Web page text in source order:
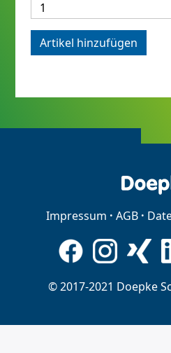
Artikel hinzufügen
Impressum AGB
© 2017-2021 Doepke